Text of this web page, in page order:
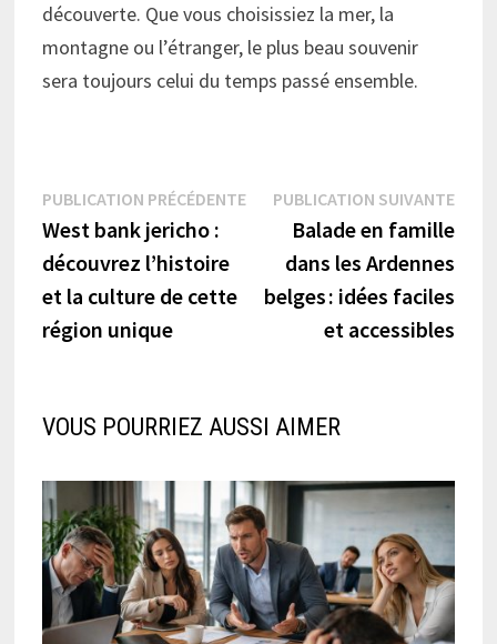
découverte. Que vous choisissiez la mer, la
montagne ou l’étranger, le plus beau souvenir
sera toujours celui du temps passé ensemble.
Navigation
de
l’article
PUBLICATION PRÉCÉDENTEPublication
précédente :
West bank jericho :
découvrez l’histoire
et la culture de cette
région unique
PUBLICATION SUIVANTE
Balade en famille
dans les Ardennes
belges : idées faciles
et accessibles
VOUS POURRIEZ AUSSI AIMER